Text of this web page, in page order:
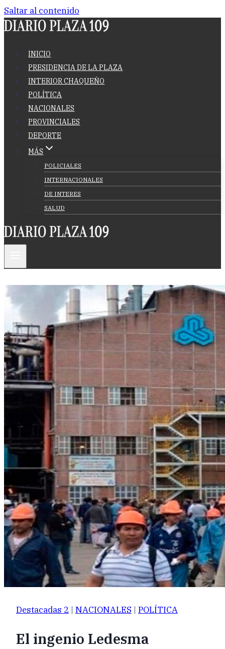
Saltar al contenido
INICIO
PRESIDENCIA DE LA PLAZA
INTERIOR CHAQUEÑO
POLÍTICA
NACIONALES
PROVINCIALES
DEPORTE
MÁS
POLICIALES
INTERNACIONALES
DE INTERES
SALUD
Destacadas 2 | NACIONALES | POLÍTICA
El ingenio Ledesma